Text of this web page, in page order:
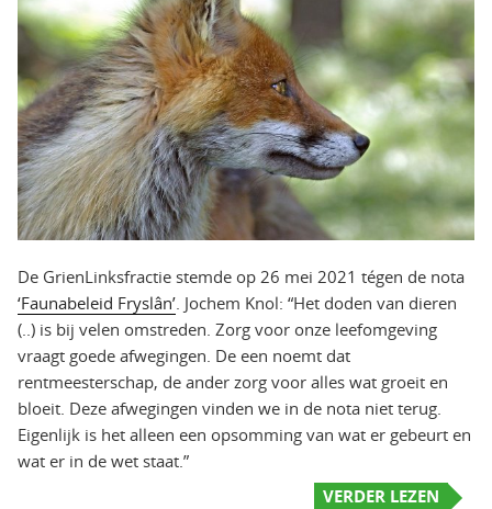
De GrienLinksfractie stemde op 26 mei 2021 tégen de nota
‘Faunabeleid Fryslân’ . Jochem Knol: “Het doden van dieren
(..) is bij velen omstreden. Zorg voor onze leefomgeving
vraagt goede afwegingen. De een noemt dat
rentmeesterschap, de ander zorg voor alles wat groeit en
bloeit. Deze afwegingen vinden we in de nota niet terug.
Eigenlijk is het alleen een opsomming van wat er gebeurt en
wat er in de wet staat.”
VERDER LEZEN